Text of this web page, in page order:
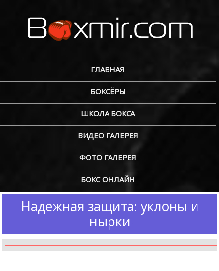
ГЛАВНАЯ
БОКСЁРЫ
ШКОЛА БОКСА
ВИДЕО ГАЛЕРЕЯ
ФОТО ГАЛЕРЕЯ
БОКС ОНЛАЙН
Надежная защита: уклоны и
нырки